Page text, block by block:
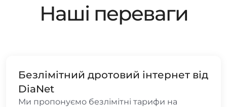
Наші переваги
Безлімітний дротовий інтернет від
DiaNet
Ми пропонуємо безлімітні тарифи на